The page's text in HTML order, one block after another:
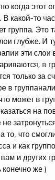
когда этот
какой-то
группа. Это
глубже. И
эти слои
в
только за
в
может в
на
то, что
и как
и других
конечно же )